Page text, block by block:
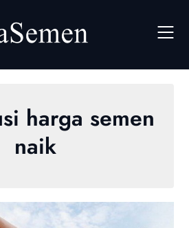
harga semen
naik